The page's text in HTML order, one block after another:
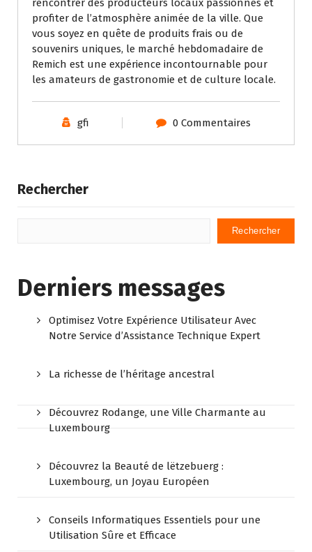
rencontrer des producteurs locaux passionnés et
profiter de l’atmosphère animée de la ville. Que
vous soyez en quête de produits frais ou de
souvenirs uniques, le marché hebdomadaire de
Remich est une expérience incontournable pour
les amateurs de gastronomie et de culture locale.
gfi 0 Commentaires
Rechercher
Rechercher
Derniers messages
Optimisez Votre Expérience Utilisateur Avec
Notre Service d’Assistance Technique Expert
La richesse de l’héritage ancestral
Découvrez Rodange, une Ville Charmante au
Luxembourg
Découvrez la Beauté de lëtzebuerg :
Luxembourg, un Joyau Européen
Conseils Informatiques Essentiels pour une
Utilisation Sûre et Efficace